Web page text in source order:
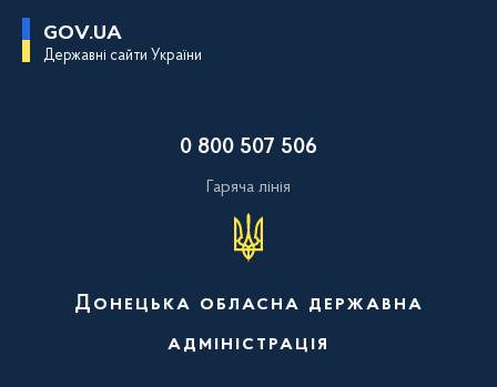
GOV.UA
Державні сайти України
0 800 507 506
Гаряча лінія
Донецька обласна державна
адміністрація